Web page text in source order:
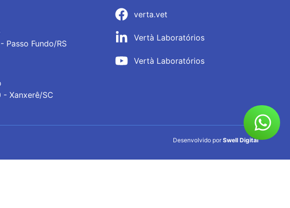
Passo Fundo/RS
Xanxerê/SC
verta.vet
Vertà Laboratórios
Vertà Laboratórios
Desenvolvido por Swell Digital